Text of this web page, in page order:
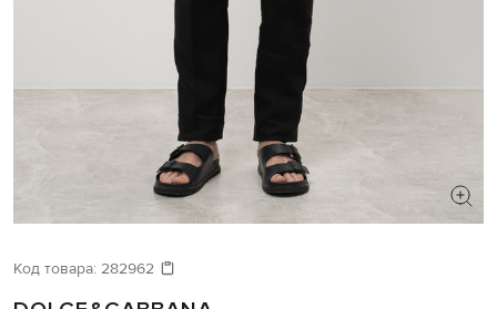
Давайте подберем что-то еще
Код товара: 282962